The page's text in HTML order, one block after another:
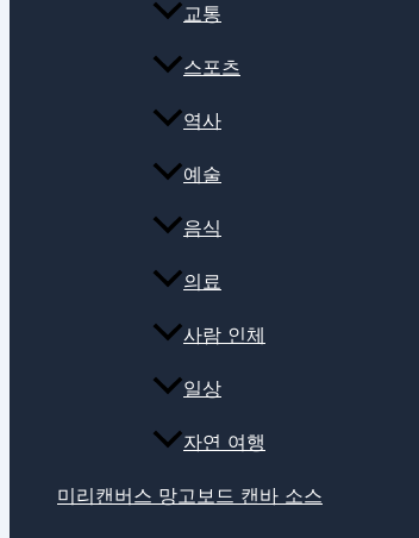
교통
스포츠
역사
예술
음식
의료
사람 인체
일상
자연 여행
미리캔버스 망고보드 캔바 소스